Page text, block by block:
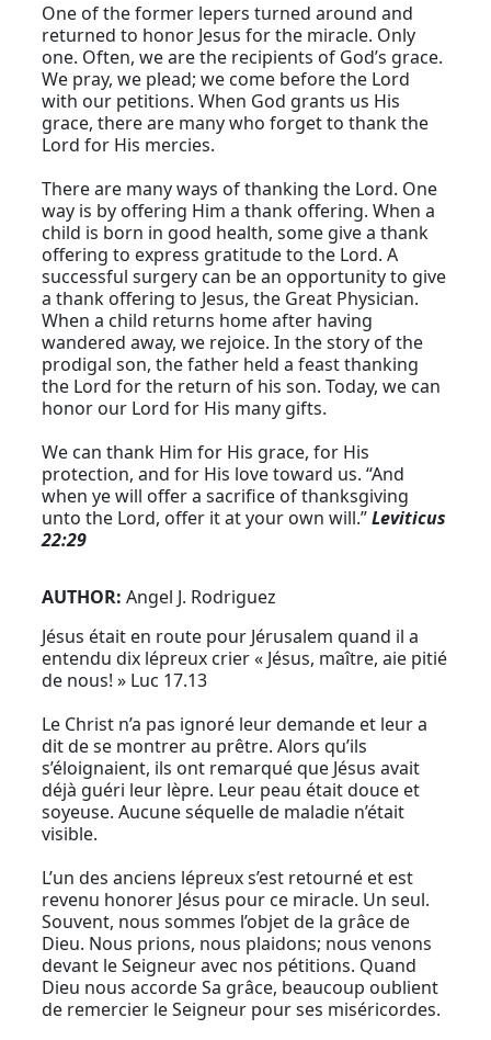
One of the former lepers turned around and
returned to honor Jesus for the miracle. Only
one. Often, we are the recipients of God’s grace.
We pray, we plead; we come before the Lord
with our petitions. When God grants us His
grace, there are many who forget to thank the
Lord for His mercies.
There are many ways of thanking the Lord. One
way is by offering Him a thank offering. When a
child is born in good health, some give a thank
offering to express gratitude to the Lord. A
successful surgery can be an opportunity to give
a thank offering to Jesus, the Great Physician.
When a child returns home after having
wandered away, we rejoice. In the story of the
prodigal son, the father held a feast thanking
the Lord for the return of his son. Today, we can
honor our Lord for His many gifts.
We can thank Him for His grace, for His
protection, and for His love toward us. “And
when ye will offer a sacrifice of thanksgiving
unto the Lord, offer it at your own will.”Leviticus
22:29
AUTHOR:Angel J. Rodriguez
Jésus était en route pour Jérusalem quand il a
entendu dix lépreux crier « Jésus, maître, aie pitié
de nous! » Luc 17.13
Le Christ n’a pas ignoré leur demande et leur a
dit de se montrer au prêtre. Alors qu’ils
s’éloignaient, ils ont remarqué que Jésus avait
déjà guéri leur lèpre. Leur peau était douce et
soyeuse. Aucune séquelle de maladie n’était
visible.
L’un des anciens lépreux s’est retourné et est
revenu honorer Jésus pour ce miracle. Un seul.
Souvent, nous sommes l’objet de la grâce de
Dieu. Nous prions, nous plaidons; nous venons
devant le Seigneur avec nos pétitions. Quand
Dieu nous accorde Sa grâce, beaucoup oublient
de remercier le Seigneur pour ses miséricordes.